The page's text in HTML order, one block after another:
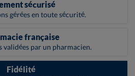
sécurisé
gérées en toute sécurité.
française
validées par un pharmacien.
Fidélité